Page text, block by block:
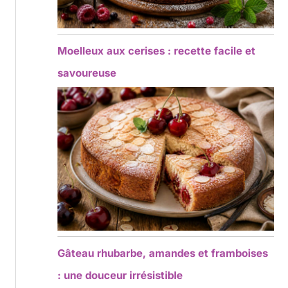
Moelleux aux cerises : recette facile et
savoureuse
Gâteau rhubarbe, amandes et framboises
: une douceur irrésistible